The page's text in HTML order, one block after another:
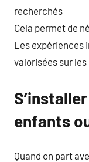
recherchés
Cela permet de
Les expériences
valorisées sur les
enfants
Quand on part